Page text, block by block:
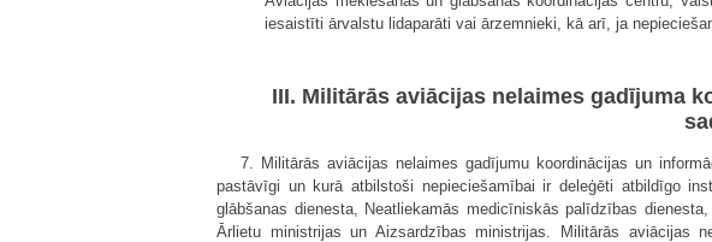
iesaistīti ārvalstu lidaparāti vai ārzemnieki, kā arī, ja
III. Militārās aviācijas nelaimes gadījuma
7. Militārās aviācijas nelaimes gadījumu koordinācijas un
pastāvīgi un kurā atbilstoši nepieciešamībai ir deleģēti atbildīgo
glābšanas dienesta, Neatliekamās medicīniskās palīdzības
Ārlietu ministrijas un Aizsardzības ministrijas. Militārās aviācijas